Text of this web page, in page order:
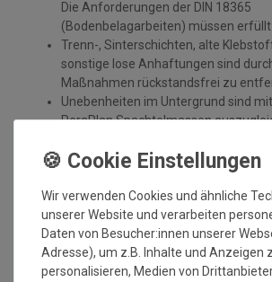
Die Anforderungen der DIN 18365
(Bodenbelagarbeiten) müssen erfüllt
Trenn-, Sinterschichten, alte
sonstige lose Anhaftungen sind
Maßnahmen rückstandsfrei zu
Unebenheiten im Untergrund sind
PeraPlan Spachtelmassen
immer mit geeigneter PeraPlan
2 mm Schichtstärke) zu
Spachtelschicht muss vor der
ordnungsgemäß ausgehärtet und
sein.
Anwendung:
Wir verwenden Cookies und ähnliche
unserer Website und verarbeiten
Daten von Besucher:innen unserer
Adresse), um z.B. Inhalte und Anzeigen
personalisieren, Medien von